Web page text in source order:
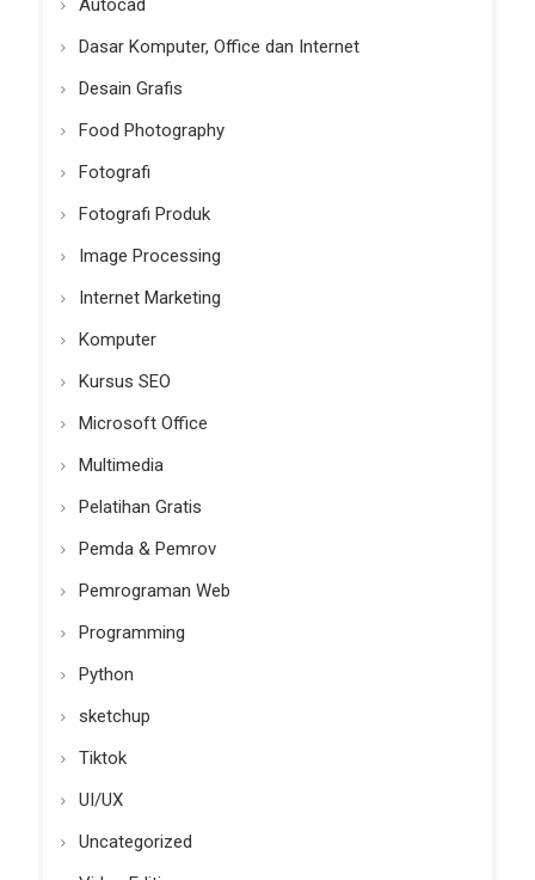
Autocad
Dasar Komputer, Office dan Internet
Desain Grafis
Food Photography
Fotografi
Fotografi Produk
Image Processing
Internet Marketing
Komputer
Kursus SEO
Microsoft Office
Multimedia
Pelatihan Gratis
Pemda & Pemrov
Pemrograman Web
Programming
Python
sketchup
Tiktok
UI/UX
Uncategorized